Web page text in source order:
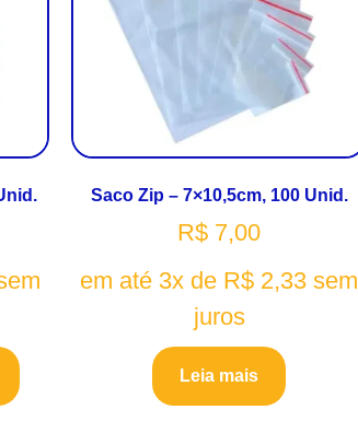
Saco Zip – 7×10,5cm, 100 Unid.
R$ 7,00
em até 3x de R$ 2,33 sem
juros
Leia mais